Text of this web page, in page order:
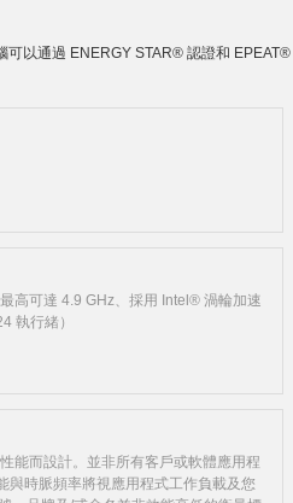
可以通過 ENERGY STAR® 認證和 EPEAT®
高可達 4.9 GHz、採用 Intel® 渦輪加速
執行緒）
能而設計。並非所有客戶或軟體應用程
與時脈頻率將視應用程式工作負載及您